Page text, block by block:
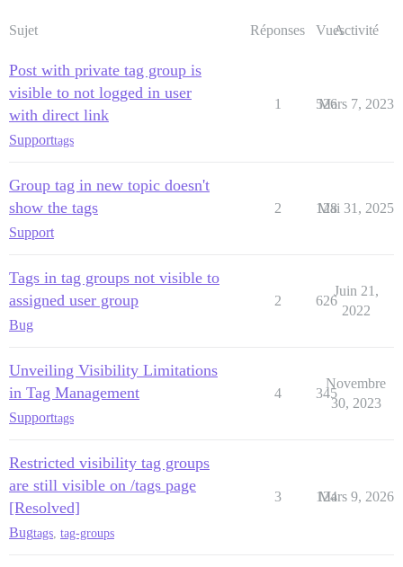
Sujet Réponses VuesActivité
Post with private tag group is
visible to not logged in user
with direct link
Supporttags
1 526
Mars 7, 2023
Group tag in new topic doesn't
show the tags
Support
2 128
Mai 31, 2025
Tags in tag groups not visible to
assigned user group
Bug
2 626
Juin 21,
2022
Unveiling Visibility Limitations
in Tag Management
Supporttags
4 345
Novembre
30, 2023
Restricted visibility tag groups
are still visible on /tags page
[Resolved]
Bugtags tag-groups
3 124
Mars 9, 2026